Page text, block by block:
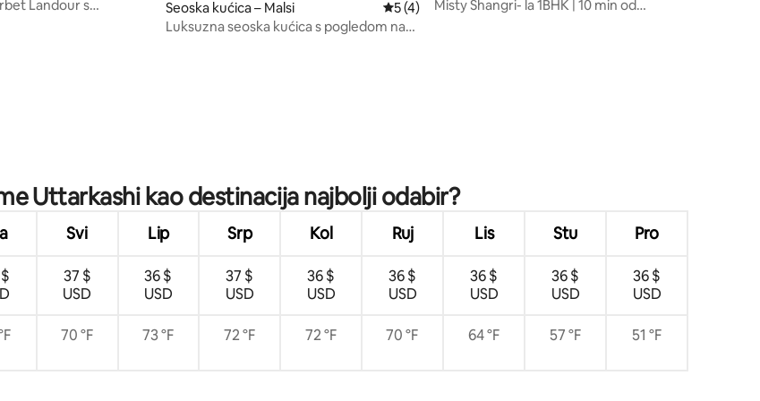
30
Landour s
Seoska kućica – Malsi Prosječna ocjena: 5/5, recenzija: 4
5 (4)
Luksuzna seoska kućica s pogledom na
Misty Shangri- la 1BHK | 10 min od
Uttarkashi kao destinacija najbolji odabir?
Svi Lip Srp Kol Ruj Lis Stu Pro
37 $
USD
36 $
USD
37 $
USD
36 $
USD
36 $
USD
36 $
USD
36 $
USD
36 $
USD
70 °F 73 °F 72 °F 72 °F 70 °F 64 °F 57 °F 51 °F